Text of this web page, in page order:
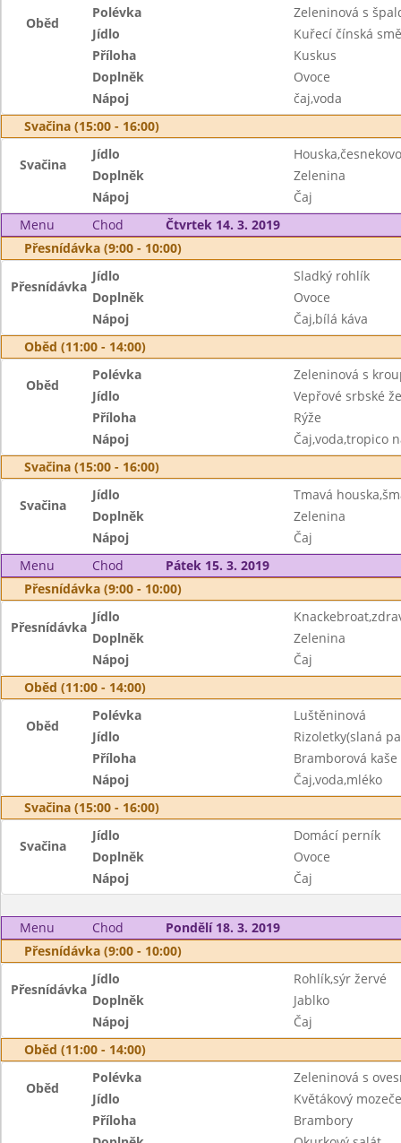
Oběd
Polévka
Zeleninová s
Jídlo
Kuřecí čínská
Příloha
Kuskus
Doplněk
Ovoce
Nápoj
čaj,voda
Svačina (15:00 - 16:00)
Svačina
Jídlo
Doplněk
Zelenina
Nápoj
Čaj
Menu
Chod
Čtvrtek 14. 3. 2019
Přesnídávka (9:00 - 10:00)
Přesnídávka
Jídlo
Sladký rohlík
Doplněk
Ovoce
Nápoj
Čaj,bílá káva
Oběd (11:00 - 14:00)
Oběd
Polévka
Zeleninová s
Jídlo
Vepřové srbské
Příloha
Rýže
Nápoj
Čaj,voda,tropico
Svačina (15:00 - 16:00)
Svačina
Jídlo
Tmavá
Doplněk
Zelenina
Nápoj
Čaj
Menu
Chod
Pátek 15. 3. 2019
Přesnídávka (9:00 - 10:00)
Přesnídávka
Jídlo
Doplněk
Zelenina
Nápoj
Čaj
Oběd (11:00 - 14:00)
Oběd
Polévka
Luštěninová
Jídlo
Rizoletky(slaná
Příloha
Bramborová kaše
Nápoj
Čaj,voda,mléko
Svačina (15:00 - 16:00)
Svačina
Jídlo
Domácí perník
Doplněk
Ovoce
Nápoj
Čaj
Menu Chod
Pondělí 18. 3. 2019
Přesnídávka (9:00 - 10:00)
Přesnídávka
Jídlo
Rohlík,sýr žervé
Doplněk
Jablko
Nápoj
Čaj
Oběd (11:00 - 14:00)
Oběd
Polévka
Zeleninová s
Jídlo
Květákový
Příloha
Brambory